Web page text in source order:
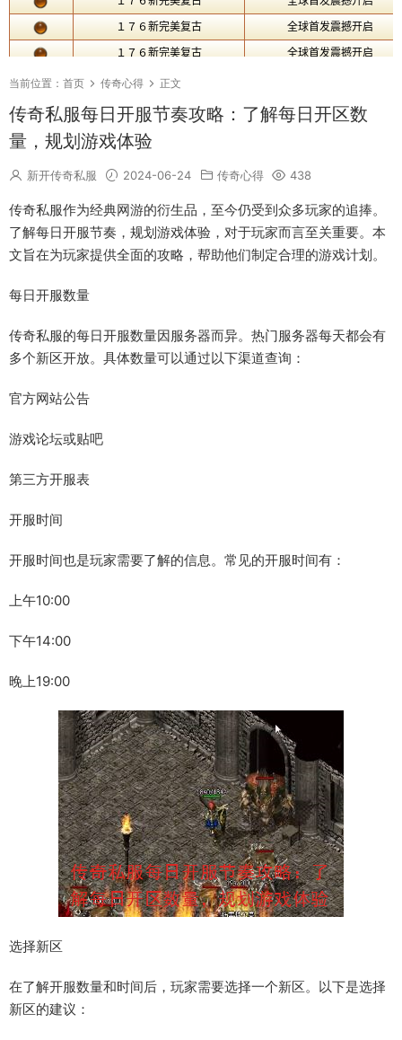
当前位置： 首页 传奇心得 正文
传奇私服每日开服节奏攻略：了解每日开区数
量，规划游戏体验
新开传奇私服 2024-06-24 传奇心得 438
传奇私服作为经典网游的衍生品，至今仍受到众多玩家的追捧。
了解每日开服节奏，规划游戏体验，对于玩家而言至关重要。本
文旨在为玩家提供全面的攻略，帮助他们制定合理的游戏计划。
每日开服数量
传奇私服的每日开服数量因服务器而异。热门服务器每天都会有
多个新区开放。具体数量可以通过以下渠道查询：
官方网站公告
游戏论坛或贴吧
第三方开服表
开服时间
开服时间也是玩家需要了解的信息。常见的开服时间有：
上午10:00
下午14:00
晚上19:00
选择新区
在了解开服数量和时间后，玩家需要选择一个新区。以下是选择
新区的建议：